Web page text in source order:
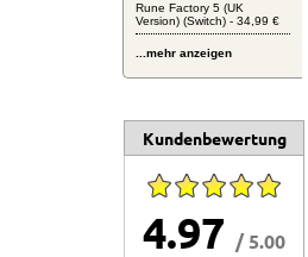
Rune Factory 5 (UK
Version) (Switch) - 34,99 €
...mehr anzeigen
Kundenbewertung
4.97 / 5.00